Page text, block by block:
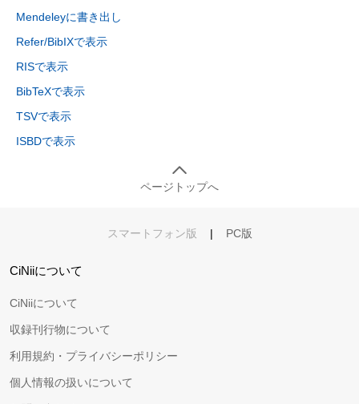
Mendeleyに書き出し
Refer/BibIXで表示
RISで表示
BibTeXで表示
TSVで表示
ISBDで表示
ページトップへ
スマートフォン版 | PC版
CiNiiについて
CiNiiについて
収録刊行物について
利用規約・プライバシーポリシー
個人情報の扱いについて